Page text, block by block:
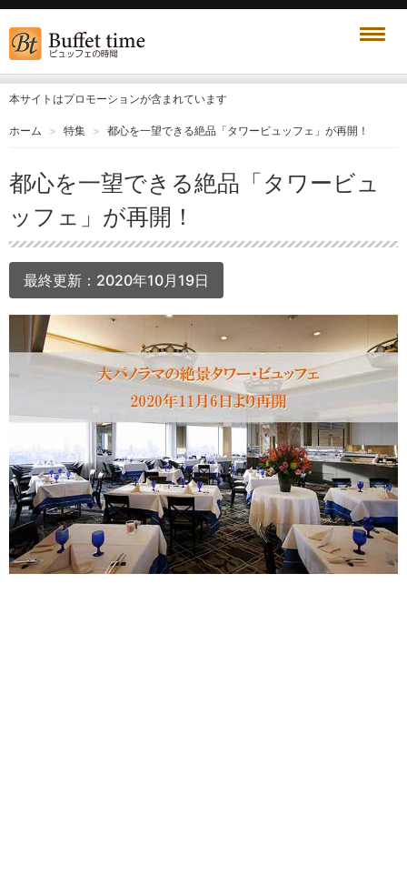
本サイトはプロモーションが含まれています
ホーム 特集 都心を一望できる絶品「タワービュッフェ」が再開！
都心を一望できる絶品「タワービュ
ッフェ」が再開！
最終更新： 2020年10月19日